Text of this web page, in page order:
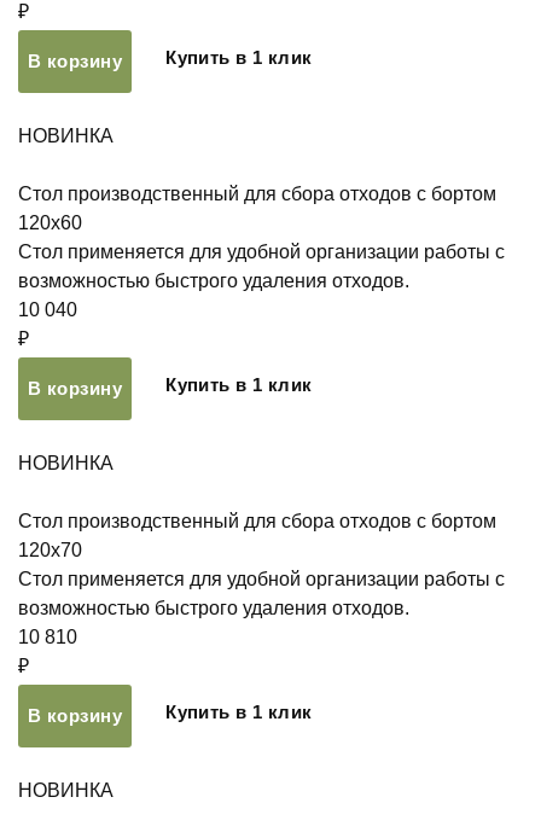
₽
В корзину Купить в 1 клик
НОВИНКА
Стол производственный для сбора отходов с бортом
120х60
Стол применяется для удобной организации работы с
возможностью быстрого удаления отходов.
10 040
₽
В корзину Купить в 1 клик
НОВИНКА
Стол производственный для сбора отходов с бортом
120х70
Стол применяется для удобной организации работы с
возможностью быстрого удаления отходов.
10 810
₽
В корзину Купить в 1 клик
НОВИНКА